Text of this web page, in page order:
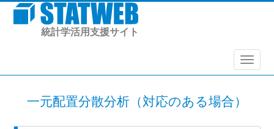
統計学活用支援サイト
メニュ
一元配置分散分析（対応のある場合）